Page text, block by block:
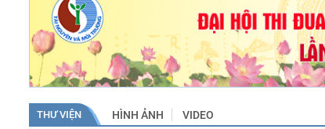
THƯ VIỆN HÌNH ẢNH VIDEO